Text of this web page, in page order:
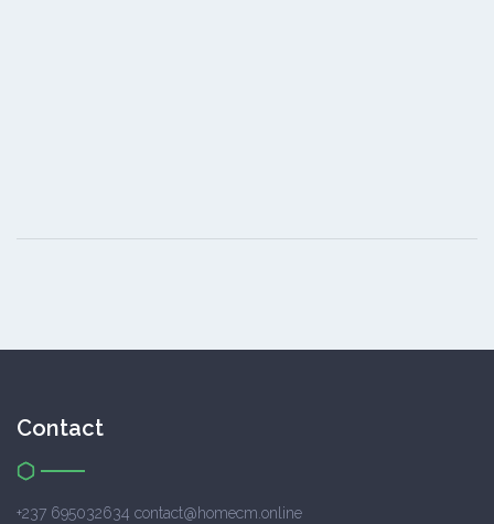
Contact
+237 695032634 contact@homecm.online